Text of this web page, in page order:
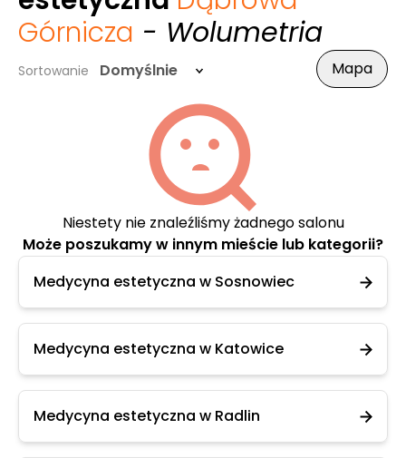
Górnicza - Wolumetria
Sortowanie Domyślnie Mapa
Niestety nie znaleźliśmy żadnego salonu
Może poszukamy w innym mieście lub kategorii?
Medycyna estetyczna w Sosnowiec
Medycyna estetyczna w Katowice
Medycyna estetyczna w Radlin